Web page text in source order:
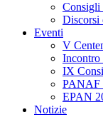
Consigli
Discorsi
Eventi
V
IX
PANAF
EPAN
Notizie